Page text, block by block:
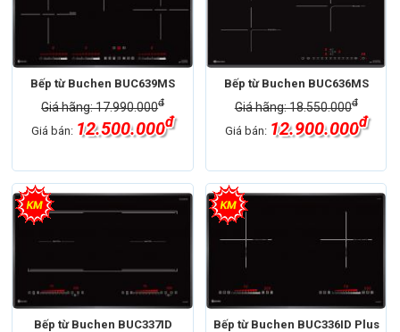
Bếp từ Buchen BUC639MS
Giá hãng: 17.990.000đ
Giá bán: 12.500.000đ
Bếp từ Buchen BUC636MS
Giá hãng: 18.550.000đ
Giá bán: 12.900.000đ
Bếp từ Buchen BUC337ID Bếp từ Buchen BUC336ID Plus